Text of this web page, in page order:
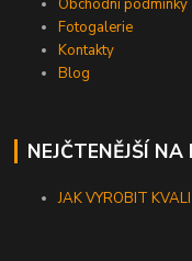
Obchodní podmínky
Fotogalerie
Kontakty
Blog
NEJČTENĚJŠÍ NA
JAK VYROBIT